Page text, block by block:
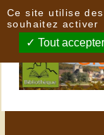
Ce site utilise
souhaitez activer
Tout accepter